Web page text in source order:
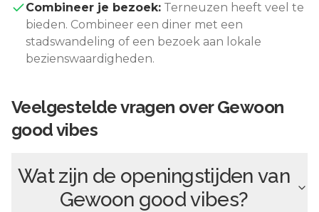
Combineer je bezoek: Terneuzen heeft veel te
bieden. Combineer een diner met een
stadswandeling of een bezoek aan lokale
bezienswaardigheden.
Veelgestelde vragen overGewoon
good vibes
Wat zijn de openingstijden van
Gewoon good vibes?